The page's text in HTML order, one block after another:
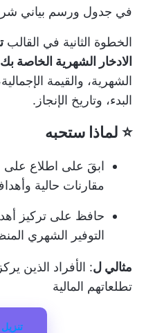
في جدول ورسم بياني
الخطوة الثانية في القالب
الادخار الشهرية الخاصة بك
الشهرية، والقيمة
البدء، وتاريخ الإنجاز.
⭐ لماذا ستحبه
ابقَ على اطلاع على
مقارنات حالية
حافظ على تركيز
التوفير الشهري
مثالي ل: الأفراد الذين
تطلعاتهم المالية